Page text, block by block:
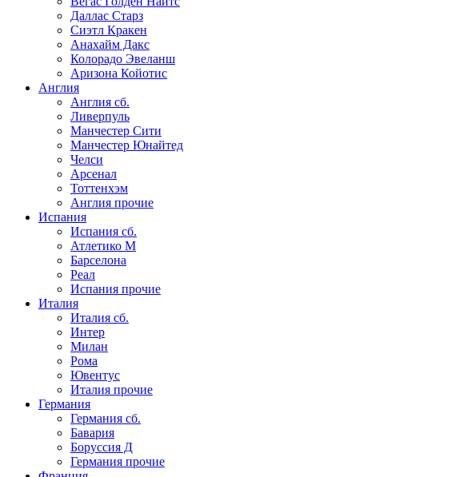
Даллас Старз
Сиэтл Кракен
Анахайм Дакс
Колорадо Эвеланш
Аризона Койотис
Англия
Англия сб.
Ливерпуль
Манчестер Сити
Манчестер Юнайтед
Челси
Арсенал
Тоттенхэм
Англия прочие
Испания
Испания сб.
Атлетико М
Барселона
Реал
Испания прочие
Италия
Италия сб.
Интер
Милан
Рома
Ювентус
Италия прочие
Германия
Германия сб.
Бавария
Боруссия Д
Германия прочие